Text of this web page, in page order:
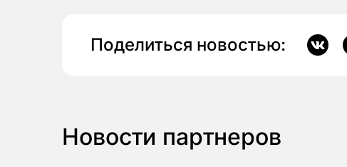
Поделиться новостью:
Новости партнеров